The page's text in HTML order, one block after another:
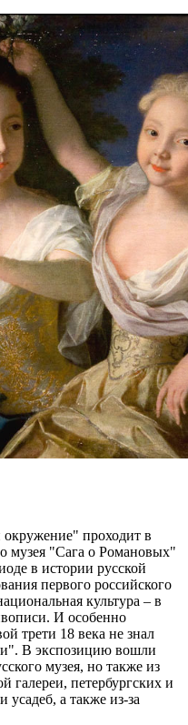
проходит в
музея "Сага о Романовых"
в истории русской
первого российского
культура – в
И особенно
трети 18 века не знал
В экспозицию вошли
музея, но также из
галереи, петербургских и
усадеб, а также из-за